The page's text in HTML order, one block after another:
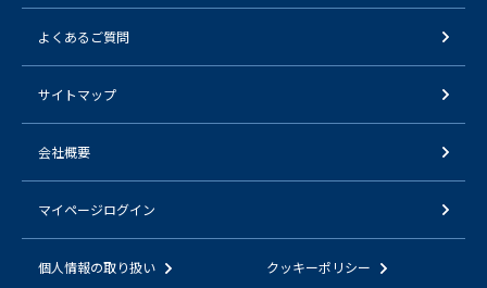
よくあるご質問
サイトマップ
会社概要
マイページログイン
個人情報の取り扱い クッキーポリシー